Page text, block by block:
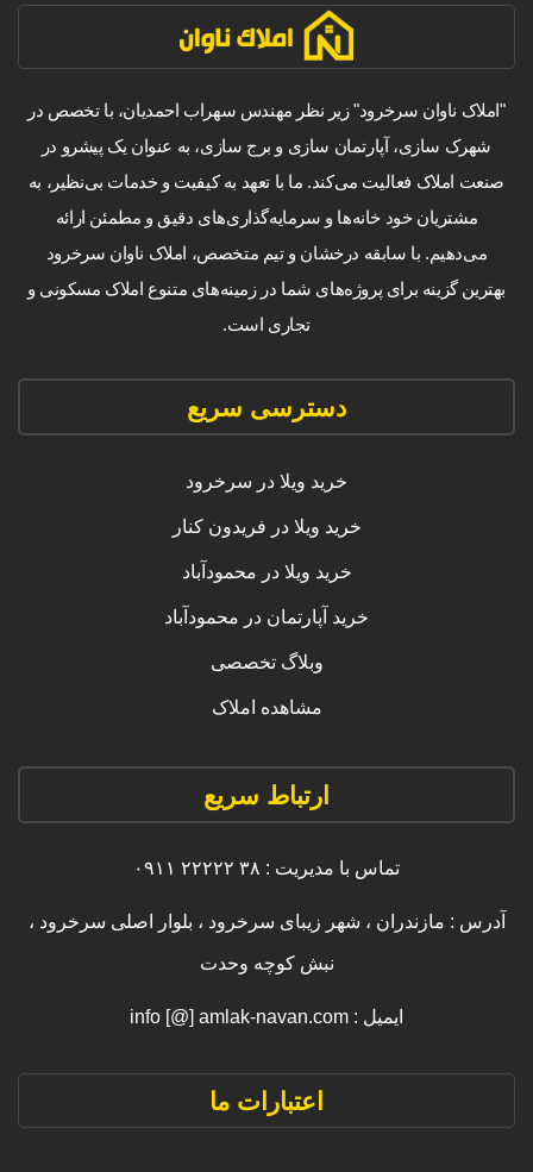
"املاک ناوان سرخرود" زیر نظر مهندس سهراب احمدیان، با تخصص در
شهرک سازی، آپارتمان سازی و برج سازی، به عنوان یک پیشرو در
صنعت املاک فعالیت می‌کند. ما با تعهد به کیفیت و خدمات بی‌نظیر، به
مشتریان خود خانه‌ها و سرمایه‌گذاری‌های دقیق و مطمئن ارائه
می‌دهیم. با سابقه درخشان و تیم متخصص، املاک ناوان سرخرود
بهترین گزینه برای پروژه‌های شما در زمینه‌های متنوع املاک مسکونی و
تجاری است.
دسترسی سریع
خرید ویلا در سرخرود
خرید ویلا در فریدون کنار
خرید ویلا در محمودآباد
خرید آپارتمان در محمودآباد
وبلاگ تخصصی
مشاهده املاک
ارتباط سریع
تماس با مدیریت : ۳۸ ۲۲۲۲۲ ۰۹۱۱
آدرس : مازندران ، شهر زیبای سرخرود ، بلوار اصلی سرخرود ،
نبش کوچه وحدت
ایمیل : info [@] amlak-navan.com
اعتبارات ما